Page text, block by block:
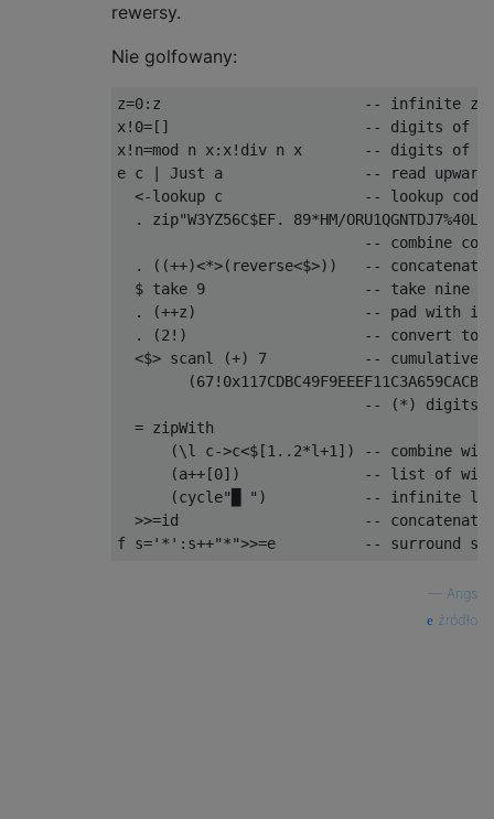
rewersy.
Nie golfowany:
z=0: z
-- infinite
x! 0=[]
-- digits of n
x! n=mod n x: x! div n x
-- digits of n
e c
Just a
-- read
<-lookup c
-- lookup
.
zip"W3YZ56C$EF. 89*HM/
-- combine
.
((++)<*>( reverse<$>))
--
$ take 9
-- take nine
.
(++z)
-- pad with
.
(2 !)
-- convert to
<$> scanl (+) 7
-- cumulative
(67!
-- (*) digits
= zipWith
(\l c->c<$[1 .. 2*l+1 ])
-- combine
(a++[0])
-- list of
(cycle"█ " )
-- infinite list
>>=id
-- concatenate
f s='*' : s++"*">>=e -- surround
Angs
źródło